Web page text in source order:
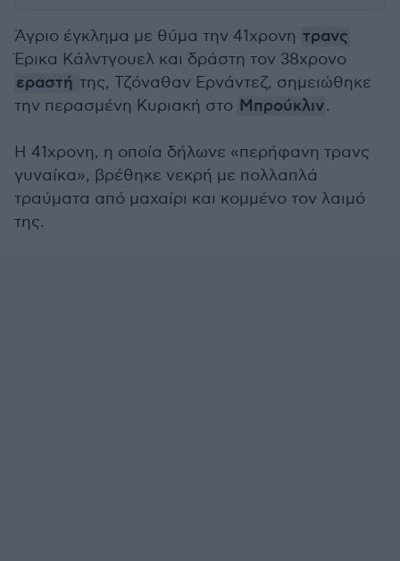
Άγριο έγκλημα με θύμα την 41χρονη τρανς
Έρικα Κάλντγουελ και δράστη τον 38χρονο
εραστή της, Τζόναθαν Ερνάντεζ, σημειώθηκε
την περασμένη Κυριακή στο Μπρούκλιν.
Η 41χρονη, η οποία δήλωνε «περήφανη τρανς
γυναίκα», βρέθηκε νεκρή με πολλαπλά
τραύματα από μαχαίρι και κομμένο τον λαιμό
της.